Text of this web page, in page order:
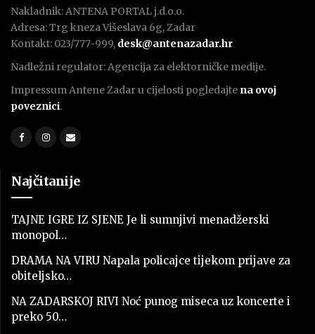
Nakladnik: ANTENA PORTAL j.d.o.o.
Adresa: Trg kneza Višeslava 6g, Zadar
Kontakt: 023/777-999, desk@antenazadar.hr
Nadležni regulator: Agencija za elektorničke medije.
Impressum Antene Zadar u cijelosti pogledajte na ovoj
poveznici.
Najčitanije
TAJNE IGRE IZ SJENE Je li sumnjivi menadžerski
monopol…
DRAMA NA VIRU Napala policajce tijekom prijave za
obiteljsko…
NA ZADARSKOJ RIVI Noć punog miseca uz koncerte i
preko 50…